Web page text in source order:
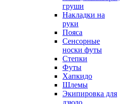
груши
Накладки на
руки
Пояса
Сенсорные
носки футы
Степки
Футы
Хапкидо
Шлемы
Экипировка для
дзюдо